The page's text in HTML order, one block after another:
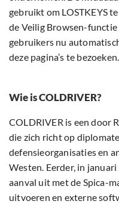
gebruikt om LOSTKEYS
de Veilig Browsen-
gebruikers nu
deze pagina’s te bezoeken.
Wie is COLDRIVER?
COLDRIVER is een door
die zich richt op
defensieorganisaties en
Westen. Eerder, in
aanval uit met de Spica-
uitvoeren en externe